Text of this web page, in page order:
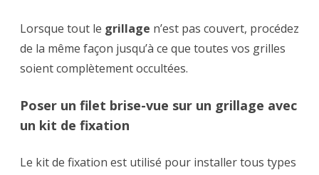
Lorsque tout le grillage n’est pas couvert, procédez
de la même façon jusqu’à ce que toutes vos grilles
soient complètement occultées.
Poser un filet brise-vue sur un grillage avec
un kit de fixation
Le kit de fixation est utilisé pour installer tous types